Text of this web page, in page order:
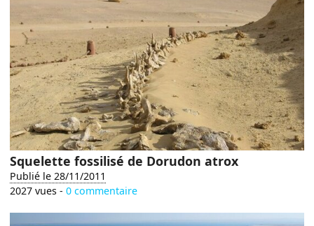
Squelette fossilisé de Dorudon atrox
Publié le 28/11/2011
2027 vues -0 commentaire